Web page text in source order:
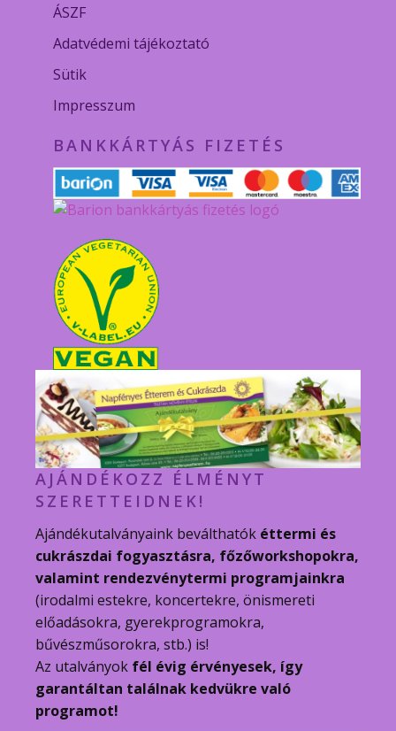
ÁSZF
Adatvédemi tájékoztató
Sütik
Impresszum
BANKKÁRTYÁS FIZETÉS
AJÁNDÉKOZZ ÉLMÉNYT
SZERETTEIDNEK!
Ajándékutalványaink beválthatók éttermi és
cukrászdai fogyasztásra, főzőworkshopokra,
valamint rendezvénytermi programjainkra
(irodalmi estekre, koncertekre, önismereti
előadásokra, gyerekprogramokra,
bűvészműsorokra, stb.) is!
Az utalványok fél évig érvényesek, így
garantáltan találnak kedvükre való
programot!